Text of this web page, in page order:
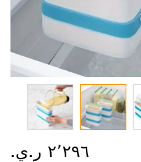
إلى
٢٬٢٩٦ ر.ي.‏